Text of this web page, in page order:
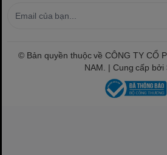
© Bản quyền thuộc về CÔNG TY CỔ
NAM. | Cung cấp bởi